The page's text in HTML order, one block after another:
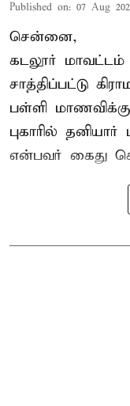
Published on: 07 Aug
சென்னை,
கடலூர்
சாத்திப்பட்டு
பள்ளி மாணவிக்கு
புகாரில்
என்பவர் கைது